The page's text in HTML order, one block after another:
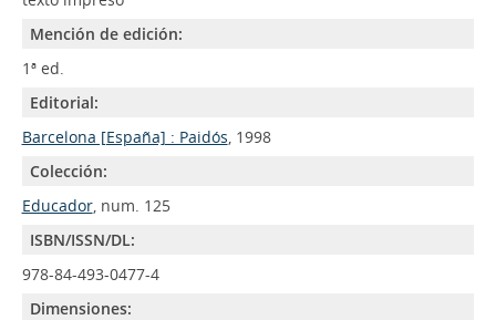
Mención de edición:
1ª ed.
Editorial:
Barcelona [España] : Paidós, 1998
Colección:
Educador, num. 125
ISBN/ISSN/DL:
978-84-493-0477-4
Dimensiones: